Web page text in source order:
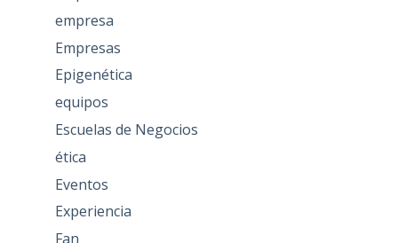
empresa
Empresas
Epigenética
equipos
Escuelas de Negocios
ética
Eventos
Experiencia
Fan